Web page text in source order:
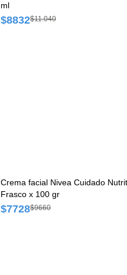
ml
$8832$11.040
Crema facial Nivea Cuidado
Frasco x 100 gr
$7728$9660